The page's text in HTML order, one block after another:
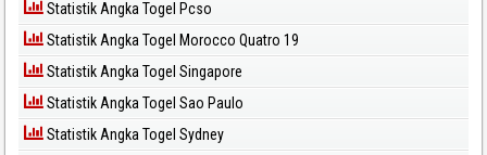
Statistik Angka Togel Pcso
Statistik Angka Togel Morocco Quatro 19
Statistik Angka Togel Singapore
Statistik Angka Togel Sao Paulo
Statistik Angka Togel Sydney